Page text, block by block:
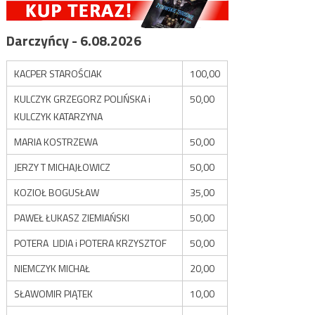
Darczyńcy - 6.08.2026
KACPER STAROŚCIAK
100,00
KULCZYK GRZEGORZ POLIŃSKA i
KULCZYK KATARZYNA
50,00
MARIA KOSTRZEWA
50,00
JERZY T MICHAJŁOWICZ
50,00
KOZIOŁ BOGUSŁAW
35,00
PAWEŁ ŁUKASZ ZIEMIAŃSKI
50,00
POTERA LIDIA i POTERA KRZYSZTOF
50,00
NIEMCZYK MICHAŁ
20,00
SŁAWOMIR PIĄTEK
10,00